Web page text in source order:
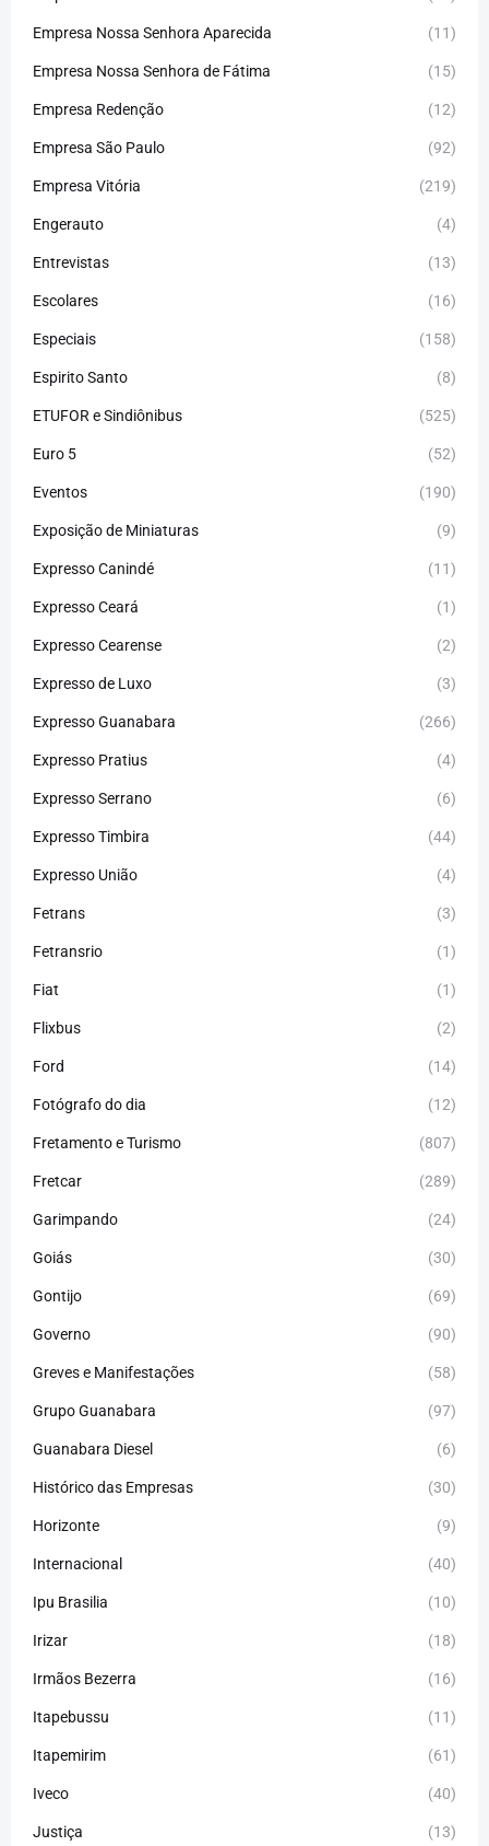
Empresa Nossa Senhora Aparecida (11)
Empresa Nossa Senhora de Fátima (15)
Empresa Redenção (12)
Empresa São Paulo (92)
Empresa Vitória (219)
Engerauto (4)
Entrevistas (13)
Escolares (16)
Especiais (158)
Espirito Santo (8)
ETUFOR e Sindiônibus (525)
Euro 5 (52)
Eventos (190)
Exposição de Miniaturas (9)
Expresso Canindé (11)
Expresso Ceará (1)
Expresso Cearense (2)
Expresso de Luxo (3)
Expresso Guanabara (266)
Expresso Pratius (4)
Expresso Serrano (6)
Expresso Timbira (44)
Expresso União (4)
Fetrans (3)
Fetransrio (1)
Fiat (1)
Flixbus (2)
Ford (14)
Fotógrafo do dia (12)
Fretamento e Turismo (807)
Fretcar (289)
Garimpando (24)
Goiás (30)
Gontijo (69)
Governo (90)
Greves e Manifestações (58)
Grupo Guanabara (97)
Guanabara Diesel (6)
Histórico das Empresas (30)
Horizonte (9)
Internacional (40)
Ipu Brasilia (10)
Irizar (18)
Irmãos Bezerra (16)
Itapebussu (11)
Itapemirim (61)
Iveco (40)
Justiça (13)